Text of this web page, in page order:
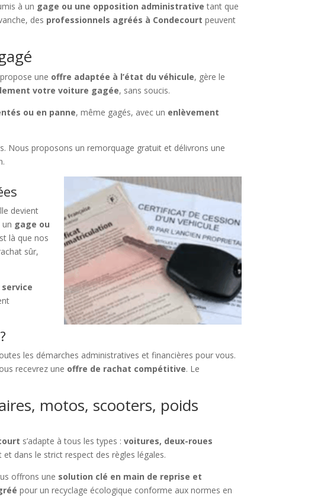
à un gage ou une opposition administrative tant que
des professionnels agréés à Condecourt peuvent
une offre adaptée à l’état du véhicule, gère le
votre voiture gagée, sans soucis.
ou en panne, même gagés, avec un enlèvement
Nous proposons un remorquage gratuit et délivrons une
devient
un gage ou
là que nos
sûr,
service
les démarches administratives et financières pour vous.
recevrez une offre de rachat compétitive. Le
motos, scooters, poids
s’adapte à tous les types :voitures, deux-roues
dans le strict respect des règles légales.
offrons une solution clé en main de reprise et
pour un recyclage écologique conforme aux normes en